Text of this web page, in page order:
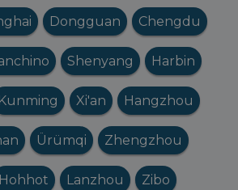
Dongguan Chengdu
Shenyang Harbin
Kunming Xi'an Hangzhou
Ürümqi Zhengzhou
Hohhot Lanzhou Zibo